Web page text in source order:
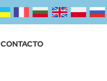
CONTACTO